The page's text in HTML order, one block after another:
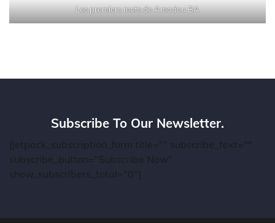
Les premiers mots de Amadou BA
Subscribe To Our Newsletter.
[jetpack_subscription_form title="" subscribe_text=""
subscribe_button="Subscribe Now"
show_subscribers_total="0"]